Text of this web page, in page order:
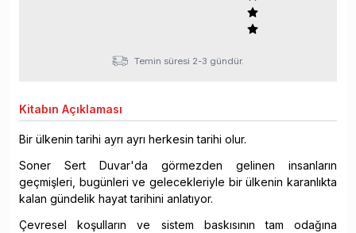
Temin süresi 2-3 gündür.
Kitabın Açıklaması
Bir ülkenin tarihi ayrı ayrı herkesin tarihi olur.
Soner Sert Duvar'da görmezden gelinen insanların
geçmişleri, bugünleri ve gelecekleriyle bir ülkenin karanlıkta
kalan gündelik hayat tarihini anlatıyor.
Çevresel koşulların ve sistem baskısının tam odağına